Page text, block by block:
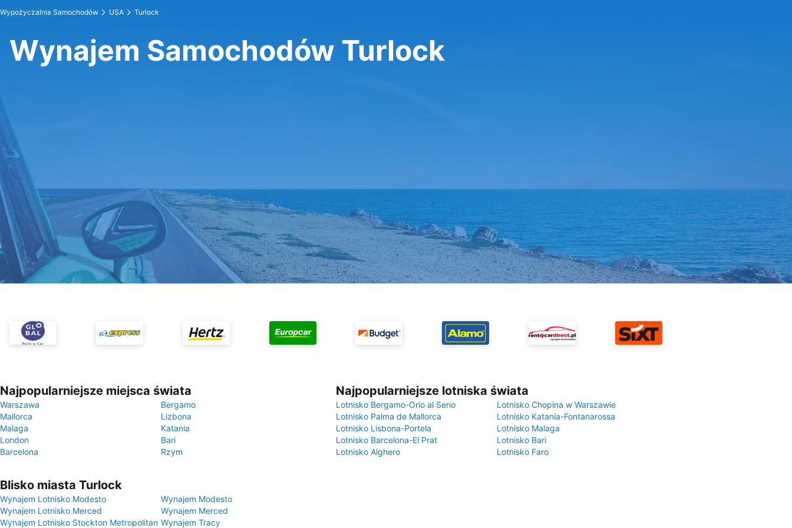
Wypożyczalnia Samochodów USA Turlock
Wynajem Samochodów Turlock
Najpopularniejsze miejsca świata
Warszawa
Bergamo
Mallorca
Lizbona
Malaga
Katania
London
Bari
Barcelona
Rzym
Najpopularniejsze lotniska świata
Lotnisko Bergamo-Orio al Serio
Lotnisko Chopina w Warszawie
Lotnisko Palma de Mallorca
Lotnisko Katania-Fontanarossa
Lotnisko Lisbona-Portela
Lotnisko Malaga
Lotnisko Barcelona-El Prat
Lotnisko Bari
Lotnisko Alghero
Lotnisko Faro
Blisko miasta Turlock
Wynajem Lotnisko Modesto
Wynajem Modesto
Wynajem Lotnisko Merced
Wynajem Merced
Wynajem Lotnisko Stockton Metropolitan Wynajem Tracy